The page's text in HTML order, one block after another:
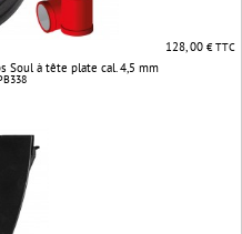
128, 00€ TTC
Soul à tête plate cal. 4,5 mm